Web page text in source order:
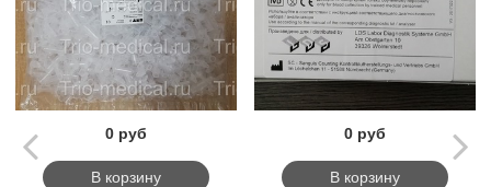
0 руб
В корзину
0 руб
В корзину